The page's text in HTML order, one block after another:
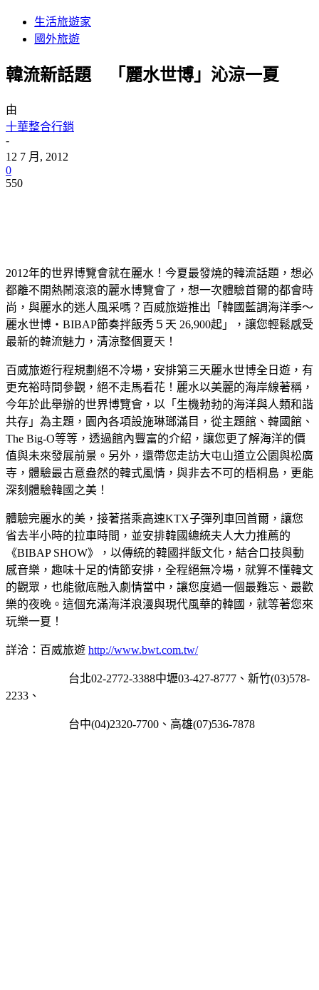
生活旅遊家
國外旅遊
韓流新話題 「麗水世博」沁涼一夏
由
十華整合行銷
-
12 7 月, 2012
0
550
2012年的世界博覽會就在麗水！今夏最發燒的韓流話題，想必
都離不開熱鬧滾滾的麗水博覽會了，想一次體驗首爾的都會時
尚，與麗水的迷人風采嗎？百威旅遊推出「韓國藍調海洋季～
麗水世博‧BIBAP節奏拌飯秀５天 26,900起」，讓您輕鬆感受
最新的韓流魅力，清涼整個夏天！
百威旅遊行程規劃絕不冷場，安排第三天麗水世博全日遊，有
更充裕時間參觀，絕不走馬看花！麗水以美麗的海岸線著稱，
今年於此舉辦的世界博覽會，以「生機勃勃的海洋與人類和諧
共存」為主題，園內各項設施琳瑯滿目，從主題館、韓國館、
The Big-O等等，透過館內豐富的介紹，讓您更了解海洋的價
值與未來發展前景。另外，還帶您走訪大屯山道立公園與松廣
寺，體驗最古意盎然的韓式風情，與非去不可的梧桐島，更能
深刻體驗韓國之美！
體驗完麗水的美，接著搭乘高速KTX子彈列車回首爾，讓您
省去半小時的拉車時間，並安排韓國總統夫人大力推薦的
《BIBAP SHOW》，以傳統的韓國拌飯文化，結合口技與動
感音樂，趣味十足的情節安排，全程絕無冷場，就算不懂韓文
的觀眾，也能徹底融入劇情當中，讓您度過一個最難忘、最歡
樂的夜晚。這個充滿海洋浪漫與現代風華的韓國，就等著您來
玩樂一夏！
詳洽：百威旅遊 http://www.bwt.com.tw/
台北02-2772-3388中壢03-427-8777、新竹(03)578-
2233、
台中(04)2320-7700、高雄(07)536-7878